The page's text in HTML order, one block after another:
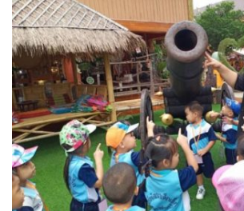
ปัวเดอวิว บูติค รีสอร์ท
ปัวแฮปปี้รีสอร์ท
ปางชมภูโฮมสเตย์
ปาริชาติเพลส
ภิรมณเพลส
ภูรีสอร์ท